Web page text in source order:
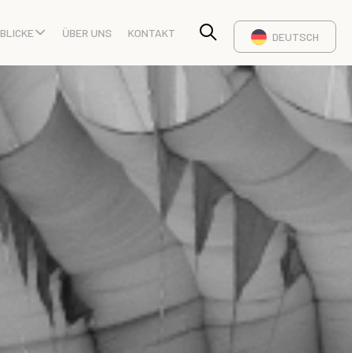
ÜBER UNS KONTAKT DEUTSCH